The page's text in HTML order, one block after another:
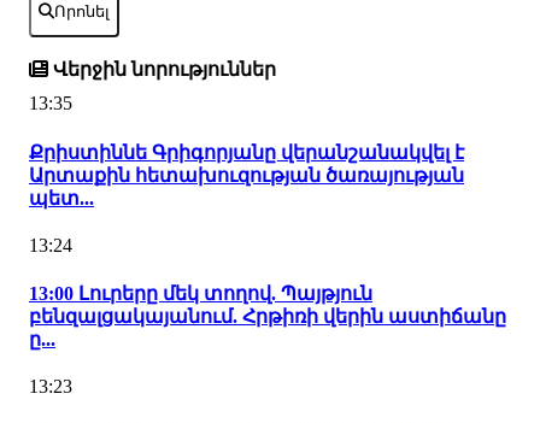
Որոնել
Վերջին նորություններ
13:35
Քրիստիննե Գրիգորյանը վերանշանակվել է
Արտաքին հետախուզության ծառայության
պետ...
13:24
13:00 Լուրերը մեկ տողով. Պայթյուն
բենզալցակայանում. Հրթիռի վերին աստիճանը
ը...
13:23